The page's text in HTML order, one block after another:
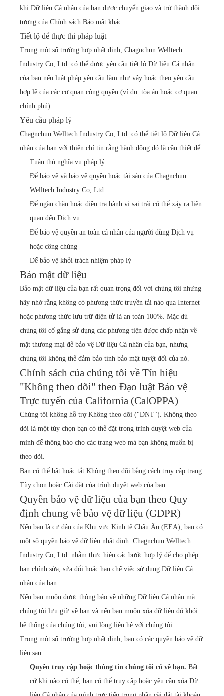
khi Dữ liệu Cá nhân của bạn được chuyển giao và trở thành đối
tượng của Chính sách Bảo mật khác.
Tiết lộ để thực thi pháp luật
Trong một số trường hợp nhất định, Chagnchun Welltech
Industry Co, Ltd. có thể được yêu cầu tiết lộ Dữ liệu Cá nhân
của bạn nếu luật pháp yêu cầu làm như vậy hoặc theo yêu cầu
hợp lệ của các cơ quan công quyền (ví dụ: tòa án hoặc cơ quan
chính phủ).
Yêu cầu pháp lý
Chagnchun Welltech Industry Co, Ltd. có thể tiết lộ Dữ liệu Cá
nhân của bạn với thiện chí tin rằng hành động đó là cần thiết để:
Tuân thủ nghĩa vụ pháp lý
Để bảo vệ và bảo vệ quyền hoặc tài sản của Chagnchun
Welltech Industry Co, Ltd.
Để ngăn chặn hoặc điều tra hành vi sai trái có thể xảy ra liên
quan đến Dịch vụ
Để bảo vệ quyền an toàn cá nhân của người dùng Dịch vụ
hoặc công chúng
Để bảo vệ khỏi trách nhiệm pháp lý
Bảo mật dữ liệu
Bảo mật dữ liệu của bạn rất quan trọng đối với chúng tôi nhưng
hãy nhớ rằng không có phương thức truyền tải nào qua Internet
hoặc phương thức lưu trữ điện tử là an toàn 100%. Mặc dù
chúng tôi cố gắng sử dụng các phương tiện được chấp nhận về
mặt thương mại để bảo vệ Dữ liệu Cá nhân của bạn, nhưng
chúng tôi không thể đảm bảo tính bảo mật tuyệt đối của nó.
Chính sách của chúng tôi về Tín hiệu
"Không theo dõi" theo Đạo luật Bảo vệ
Trực tuyến của California (CalOPPA)
Chúng tôi không hỗ trợ Không theo dõi ("DNT"). Không theo
dõi là một tùy chọn bạn có thể đặt trong trình duyệt web của
mình để thông báo cho các trang web mà bạn không muốn bị
theo dõi.
Bạn có thể bật hoặc tắt Không theo dõi bằng cách truy cập trang
Tùy chọn hoặc Cài đặt của trình duyệt web của bạn.
Quyền bảo vệ dữ liệu của bạn theo Quy
định chung về bảo vệ dữ liệu (GDPR)
Nếu bạn là cư dân của Khu vực Kinh tế Châu Âu (EEA), bạn có
một số quyền bảo vệ dữ liệu nhất định. Chagnchun Welltech
Industry Co, Ltd. nhằm thực hiện các bước hợp lý để cho phép
bạn chỉnh sửa, sửa đổi hoặc hạn chế việc sử dụng Dữ liệu Cá
nhân của bạn.
Nếu bạn muốn được thông báo về những Dữ liệu Cá nhân mà
chúng tôi lưu giữ về bạn và nếu bạn muốn xóa dữ liệu đó khỏi
hệ thống của chúng tôi, vui lòng liên hệ với chúng tôi.
Trong một số trường hợp nhất định, bạn có các quyền bảo vệ dữ
liệu sau:
Quyền truy cập hoặc thông tin chúng tôi có về bạn. Bất
cứ khi nào có thể, bạn có thể truy cập hoặc yêu cầu xóa Dữ